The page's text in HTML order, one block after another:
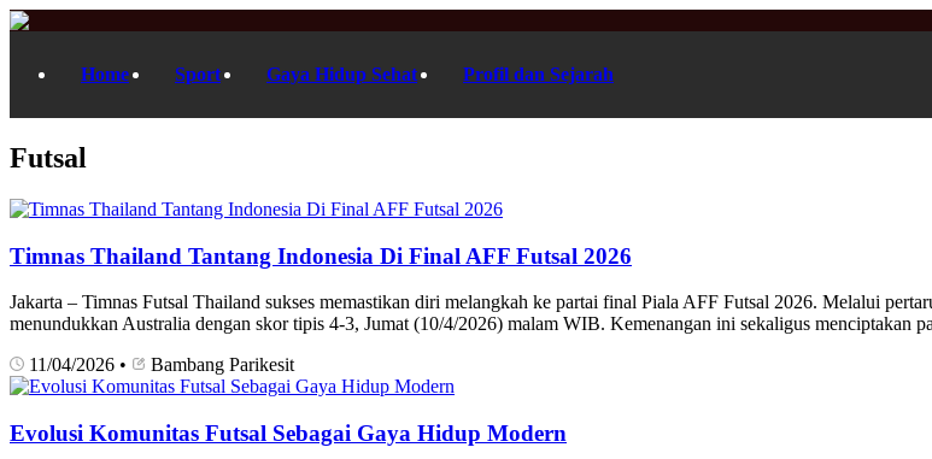
Home Sport Gaya Hidup Sehat Profil dan Sejarah
Futsal
Timnas Thailand Tantang Indonesia Di Final AFF Futsal 2026
Jakarta – Timnas Futsal Thailand sukses memastikan diri melangkah ke partai final Piala AFF Futsal 2026. Melalui
menundukkan Australia dengan skor tipis 4-3, Jumat (10/4/2026) malam WIB. Kemenangan ini sekaligus
11/04/2026 • Bambang Parikesit
Evolusi Komunitas Futsal Sebagai Gaya Hidup Modern